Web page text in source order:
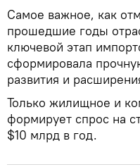
Самое важное, как
прошедшие годы
ключевой этап
сформировала
развития и
Только жилищное и
формирует спрос на
$10 млрд в год.